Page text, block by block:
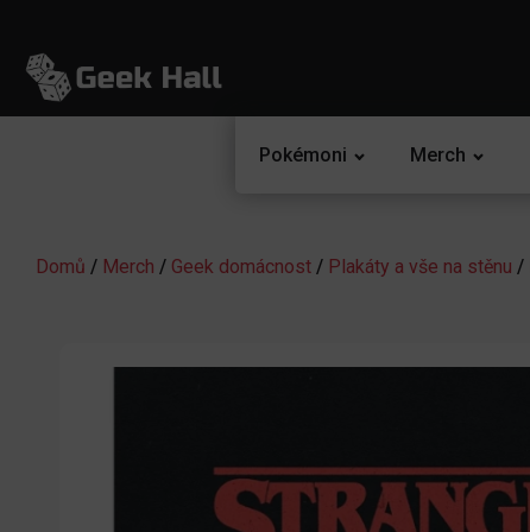
Pokémoni Merch
Domů / Merch / Geek domácnost / Plakáty a vše na stěnu /